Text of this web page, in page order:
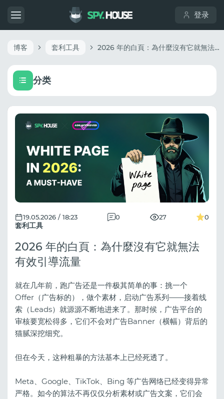
登录
博客 套利工具 2026 年的白頁：為什麼沒有它就無法有效引導流量
分类
套利工具
19.05.2026 / 18:23 0 27 0
2026 年的白頁：為什麼沒有它就無法
有效引導流量
就在几年前，跑广告还是一件极其简单的事：挑一个
Offer（广告标的），做个素材，启动广告系列——接着线
索（Leads）就源源不断地进来了。那时候，广告平台的
审核要宽松得多，它们不会对广告Banner（横幅）背后的
猫腻深挖细究。
但在今天，这种粗暴的方法基本上已经死透了。
Meta、Google、TikTok、Bing 等广告网络已经变得异常
严格。如今的算法不再仅仅分析素材或广告文案，它们会